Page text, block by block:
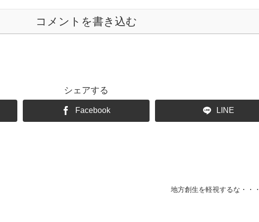
コメントを書き込む
シェアする
Facebook LINE
地方創生を軽視するな・・・